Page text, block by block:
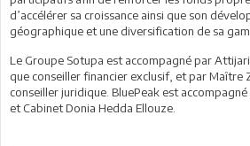
d’accélérer sa croissance ainsi que son
géographique et une diversification de sa
Le Groupe Sotupa est accompagné par
que conseiller financier exclusif, et par Maître
conseiller juridique. BluePeak est
et Cabinet Donia Hedda Ellouze.